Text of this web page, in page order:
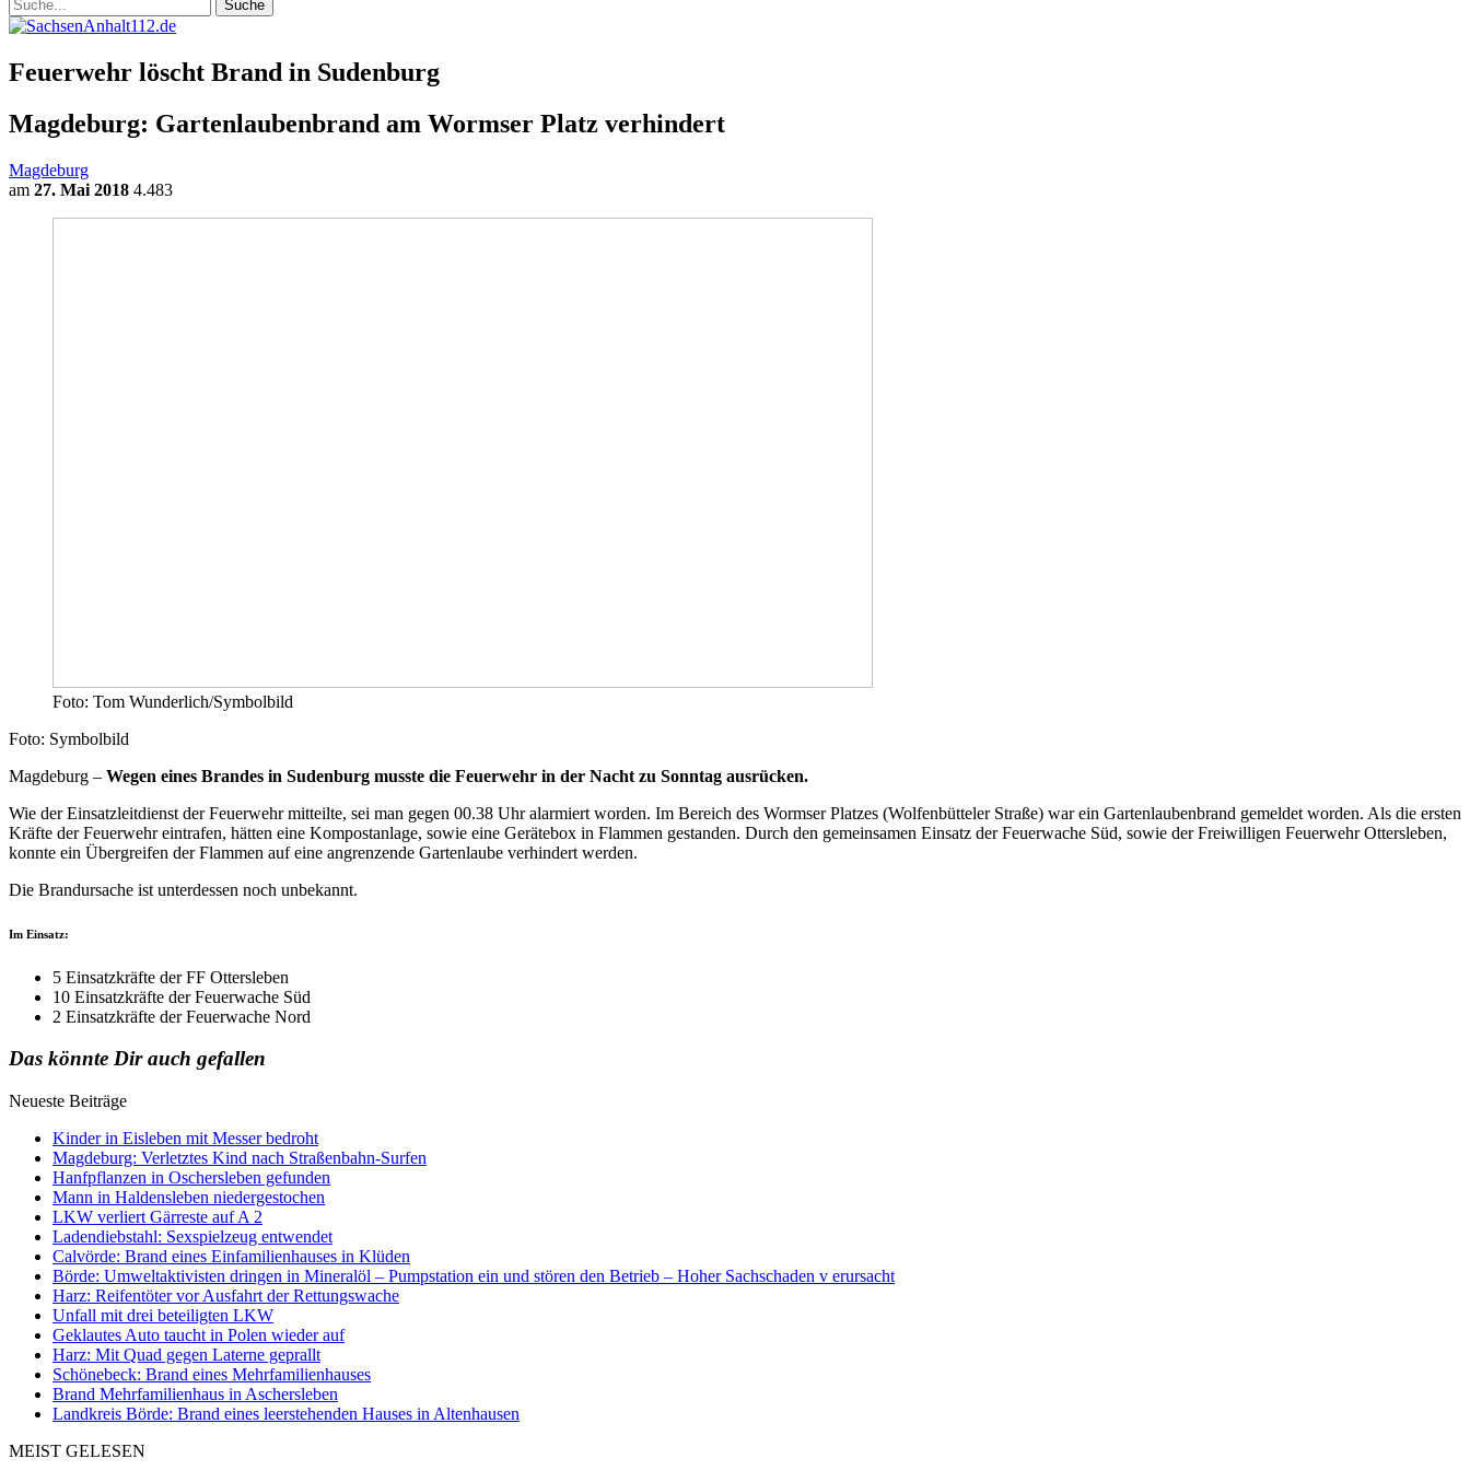
Feuerwehr löscht Brand in Sudenburg
Magdeburg: Gartenlaubenbrand am Wormser Platz verhindert
Magdeburg
am 27. Mai 2018 4.483
Foto: Tom Wunderlich/Symbolbild
Foto: Symbolbild
Magdeburg – Wegen eines Brandes in Sudenburg musste die Feuerwehr in der Nacht zu Sonntag ausrücken.
Wie der Einsatzleitdienst der Feuerwehr mitteilte, sei man gegen 00.38 Uhr alarmiert worden. Im Bereich des Wormser Platzes (Wolfenbütteler Straße) war ein Gartenlaubenbrand gemeldet worden. Als die ersten
Kräfte der Feuerwehr eintrafen, hätten eine Kompostanlage, sowie eine Gerätebox in Flammen gestanden. Durch den gemeinsamen Einsatz der Feuerwache Süd, sowie der Freiwilligen Feuerwehr Ottersleben,
konnte ein Übergreifen der Flammen auf eine angrenzende Gartenlaube verhindert werden.
Die Brandursache ist unterdessen noch unbekannt.
Im Einsatz:
5 Einsatzkräfte der FF Ottersleben
10 Einsatzkräfte der Feuerwache Süd
2 Einsatzkräfte der Feuerwache Nord
Das könnte Dir auch gefallen
Neueste Beiträge
Kinder in Eisleben mit Messer bedroht
Magdeburg: Verletztes Kind nach Straßenbahn-Surfen
Hanfpflanzen in Oschersleben gefunden
Mann in Haldensleben niedergestochen
LKW verliert Gärreste auf A 2
Ladendiebstahl: Sexspielzeug entwendet
Calvörde: Brand eines Einfamilienhauses in Klüden
Börde: Umweltaktivisten dringen in Mineralöl – Pumpstation ein und stören den Betrieb – Hoher Sachschaden v erursacht
Harz: Reifentöter vor Ausfahrt der Rettungswache
Unfall mit drei beteiligten LKW
Geklautes Auto taucht in Polen wieder auf
Harz: Mit Quad gegen Laterne geprallt
Schönebeck: Brand eines Mehrfamilienhauses
Brand Mehrfamilienhaus in Aschersleben
Landkreis Börde: Brand eines leerstehenden Hauses in Altenhausen
MEIST GELESEN